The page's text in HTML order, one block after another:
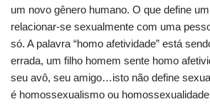
um novo gênero humano. O que define
relacionar-se sexualmente com uma
só. A palavra “homo afetividade” está
errada, um filho homem sente homo
seu avô, seu amigo…isto não define
é homossexualismo ou